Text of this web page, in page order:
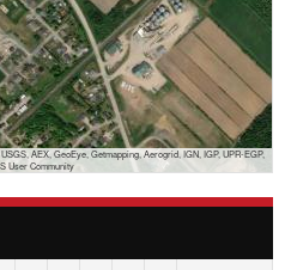
AEX, GeoEye, Getmapping, Aerogrid, IGN, IGP, UPR-EGP,
User Community